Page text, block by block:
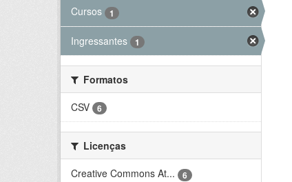
Cursos 1
Ingressantes 1
Formatos
CSV
6
Licenças
Creative Commons At...
6